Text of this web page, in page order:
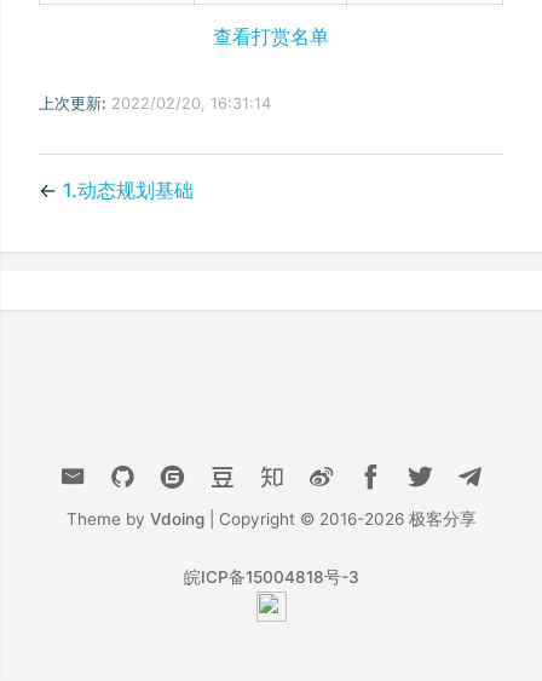
查看打赏名单
上次更新: 2022/02/20, 16:31:14
← 1.动态规划基础
Theme by Vdoing| Copyright © 2016-2026 极客分享
皖ICP备15004818号-3